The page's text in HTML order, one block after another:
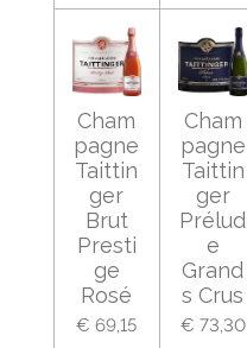
Cham
pagne
Taittin
ger
Brut
Presti
ge
Rosé
€ 69,15
Cham
pagne
Taittin
ger
Prélud
e
Grand
s Crus
€ 73,30